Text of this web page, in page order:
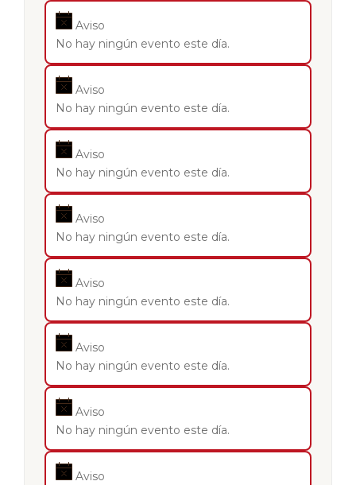
Aviso
No hay ningún evento este día.
Aviso
No hay ningún evento este día.
Aviso
No hay ningún evento este día.
Aviso
No hay ningún evento este día.
Aviso
No hay ningún evento este día.
Aviso
No hay ningún evento este día.
Aviso
No hay ningún evento este día.
Aviso